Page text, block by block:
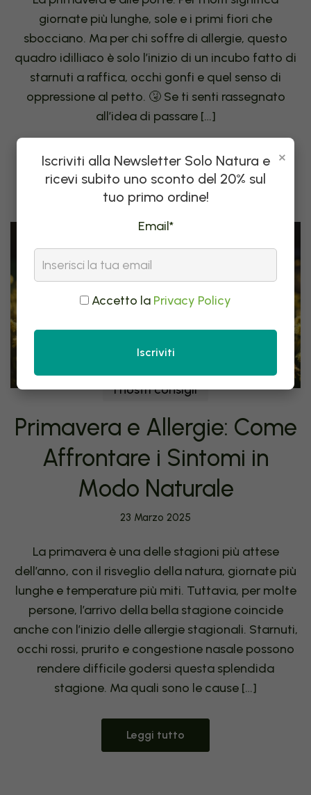
giornate più lunghe, sole e i primi fiori che
sbocciano. Ma per chi soffre di allergie, questo
quadro idilliaco è solo l’inizio di un incubo fatto di
starnuti a raffica, occhi gonfi e quel senso di
oppressione al petto. 🤧 Se ti senti rassegnato
all’idea di passare […]
Leggi tutto
I nostri consigli
Primavera e Allergie: Come
Affrontare i Sintomi in
Modo Naturale
23 Marzo 2025
La primavera è una delle stagioni più attese
dell’anno, con il risveglio della natura, giornate più
lunghe e temperature più miti. Tuttavia, per molte
persone, l’arrivo della bella stagione coincide
anche con l’inizio delle allergie stagionali. Starnuti,
occhi rossi, prurito e congestione nasale possono
rendere difficile godersi questa splendida
stagione. Ma quali sono le cause […]
Leggi tutto
×
Iscriviti alla Newsletter Solo Natura e
ricevi subito uno sconto del 20% sul
tuo primo ordine!
Email*
Accetto la Privacy Policy
Iscriviti